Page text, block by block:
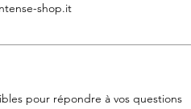
shop.it
pour répondre à vos questions